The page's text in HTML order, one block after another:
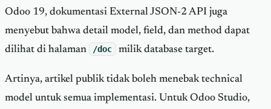
Odoo 19, dokumentasi External JSON-2 API juga
menyebut bahwa detail model, field, dan method dapat
dilihat di halaman
/doc milik database target.
Artinya, artikel publik tidak boleh menebak technical
model untuk semua implementasi. Untuk Odoo Studio,